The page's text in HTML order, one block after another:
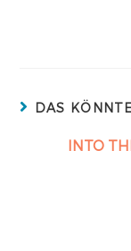
DAS
INTO